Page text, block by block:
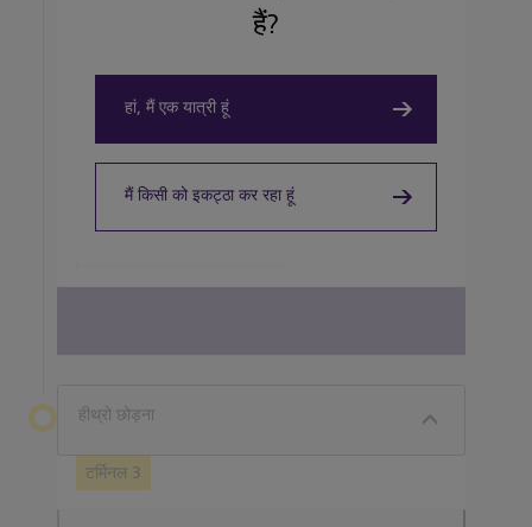
Caffè Nero
View details
हीथ्रो छोड़ना
टर्मिनल 3
हैं?
हां, मैं एक यात्री हूं
मैं किसी को इकट्ठा कर रहा हूं